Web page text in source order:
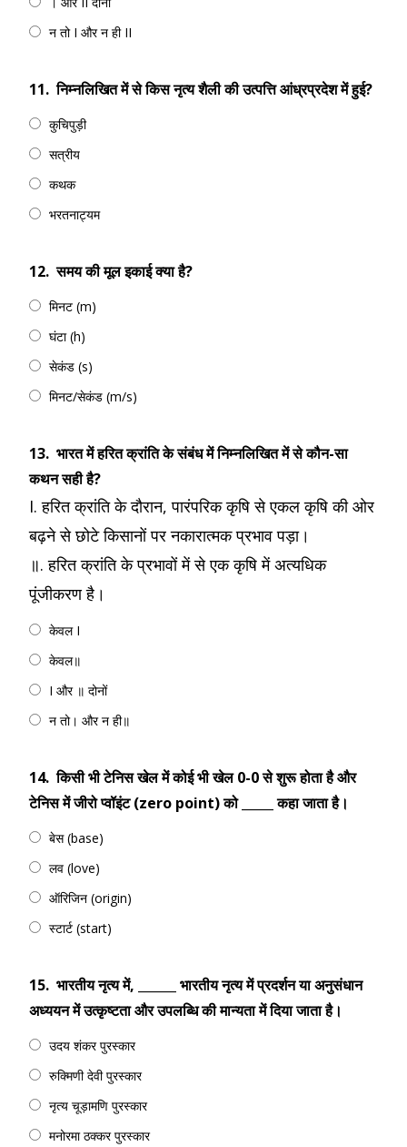
न तो I और न ही II
11. निम्नलिखित में से किस नृत्य शैली की उत्पत्ति आंध्रप्रदेश में हुई?
कुचिपुड़ी
सत्रीय
कथक
भरतनाट्यम
12. समय की मूल इकाई क्या है?
मिनट (m)
घंटा (h)
सेकंड (s)
मिनट/सेकंड (m/s)
13. भारत में हरित क्रांति के संबंध में निम्नलिखित में से कौन-सा
कथन सही है?
I. हरित क्रांति के दौरान, पारंपरिक कृषि से एकल कृषि की ओर
बढ़ने से छोटे किसानों पर नकारात्मक प्रभाव पड़ा।
॥. हरित क्रांति के प्रभावों में से एक कृषि में अत्यधिक
पूंजीकरण है।
केवल I
केवल॥
I और ॥ दोनों
न तो। और न ही॥
14. किसी भी टेनिस खेल में कोई भी खेल 0-0 से शुरू होता है और
टेनिस में जीरो प्वॉइंट (zero point) को _____ कहा जाता है।
बेस (base)
लव (love)
ऑरिजिन (origin)
स्टार्ट (start)
15. भारतीय नृत्य में, ______ भारतीय नृत्य में प्रदर्शन या अनुसंधान
अध्ययन में उत्कृष्टता और उपलब्धि की मान्यता में दिया जाता है।
उदय शंकर पुरस्कार
रुक्मिणी देवी पुरस्कार
नृत्य चूड़ामणि पुरस्कार
मनोरमा ठक्कर पुरस्कार